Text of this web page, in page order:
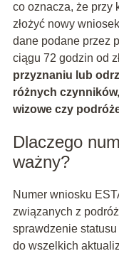
co oznacza, że przy
złożyć nowy
dane podane przez
ciągu 72 godzin od
przyznaniu lub
różnych
wizowe czy
Dlaczego
ważny?
Numer wniosku
związanych z
sprawdzenie
do wszelkich